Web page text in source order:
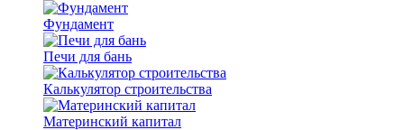
Фундамент
Печи для бань
Калькулятор строительства
Материнский капитал